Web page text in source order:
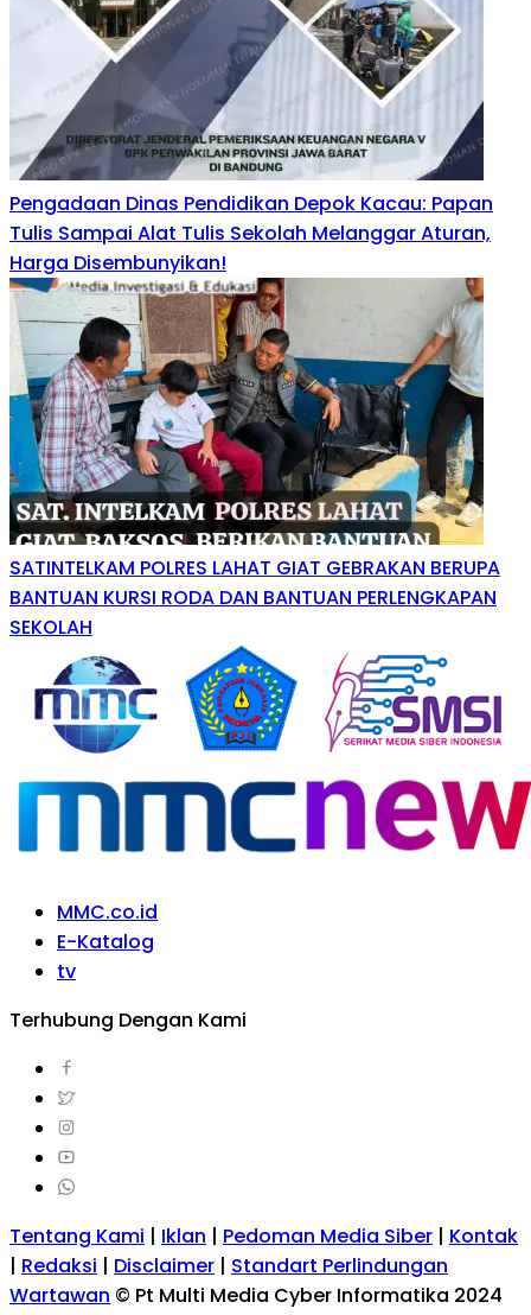
Pengadaan Dinas Pendidikan Depok Kacau: Papan
Tulis Sampai Alat Tulis Sekolah Melanggar Aturan,
Harga Disembunyikan!
SATINTELKAM POLRES LAHAT GIAT GEBRAKAN BERUPA
BANTUAN KURSI RODA DAN BANTUAN PERLENGKAPAN
SEKOLAH
MMC.co.id
E-Katalog
tv
Terhubung Dengan Kami
Tentang Kami | Iklan | Pedoman Media Siber | Kontak
| Redaksi | Disclaimer | Standart Perlindungan
Wartawan © Pt Multi Media Cyber Informatika 2024